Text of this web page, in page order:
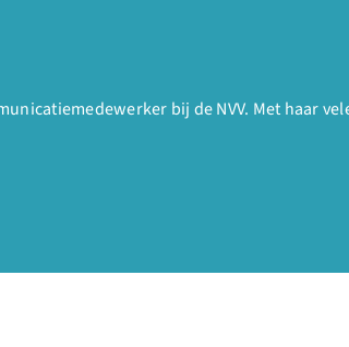
bij de NVV. Met haar